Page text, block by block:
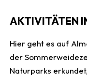
AKTIVITÄTEN
Hier geht es auf
der
Naturparks